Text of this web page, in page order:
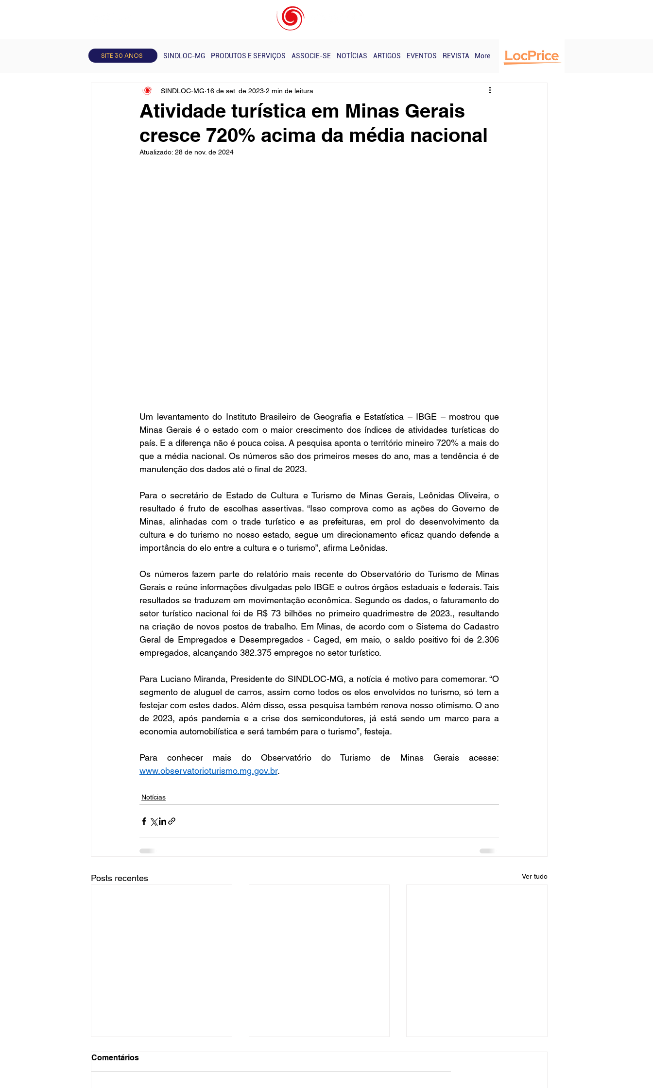
SITE 30 ANOS SINDLOC-MG PRODUTOS E SERVIÇOS ASSOCIE-SE NOTÍCIAS ARTIGOS EVENTOS REVISTA More
Todos posts Artigos Cursos e Eventos - Realizados Notícias Próximos Cursos
Atividade turística em Minas Gerais
cresce 720% acima da média nacional
SINDLOC-MG 16 de set. de 2023 2 min de leitura
Atualizado: 28 de nov. de 2024
Um levantamento do Instituto Brasileiro de Geografia e Estatística – IBGE – mostrou que
Minas Gerais é o estado com o maior crescimento dos índices de atividades turísticas do
país. E a diferença não é pouca coisa. A pesquisa aponta o território mineiro 720% a mais do
que a média nacional. Os números são dos primeiros meses do ano, mas a tendência é de
manutenção dos dados até o final de 2023.
Para o secretário de Estado de Cultura e Turismo de Minas Gerais, Leônidas Oliveira, o
resultado é fruto de escolhas assertivas. “Isso comprova como as ações do Governo de
Minas, alinhadas com o trade turístico e as prefeituras, em prol do desenvolvimento da
cultura e do turismo no nosso estado, segue um direcionamento eficaz quando defende a
importância do elo entre a cultura e o turismo”, afirma Leônidas.
Os números fazem parte do relatório mais recente do Observatório do Turismo de Minas
Gerais e reúne informações divulgadas pelo IBGE e outros órgãos estaduais e federais. Tais
resultados se traduzem em movimentação econômica. Segundo os dados, o faturamento do
setor turístico nacional foi de R$ 73 bilhões no primeiro quadrimestre de 2023., resultando
na criação de novos postos de trabalho. Em Minas, de acordo com o Sistema do Cadastro
Geral de Empregados e Desempregados - Caged, em maio, o saldo positivo foi de 2.306
empregados, alcançando 382.375 empregos no setor turístico.
Para Luciano Miranda, Presidente do SINDLOC-MG, a notícia é motivo para comemorar. “O
segmento de aluguel de carros, assim como todos os elos envolvidos no turismo, só tem a
festejar com estes dados. Além disso, essa pesquisa também renova nosso otimismo. O ano
de 2023, após pandemia e a crise dos semicondutores, já está sendo um marco para a
economia automobilística e será também para o turismo”, festeja.
www.observatorioturismo.mg.gov.br.
Notícias
Posts recentes Ver tudo
Comentários